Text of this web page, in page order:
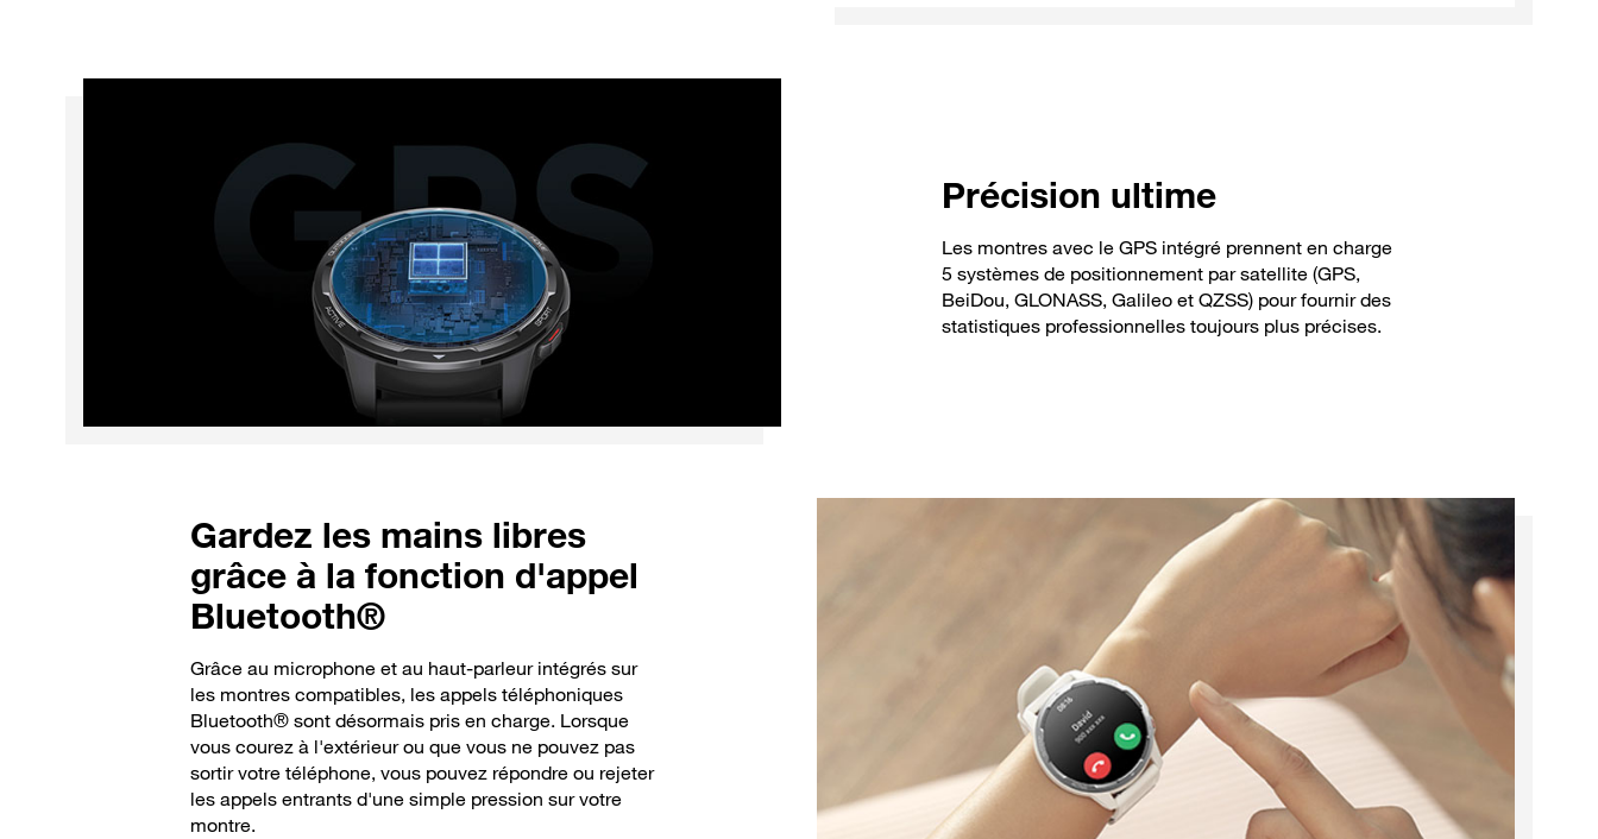
Précision ultime
Les montres avec le GPS intégré prennent en charge
5 systèmes de positionnement par satellite (GPS,
BeiDou, GLONASS, Galileo et QZSS) pour fournir des
statistiques professionnelles toujours plus précises.
Gardez les mains libres
grâce à la fonction d'appel
Bluetooth®
Grâce au microphone et au haut-parleur intégrés sur
les montres compatibles, les appels téléphoniques
Bluetooth® sont désormais pris en charge. Lorsque
vous courez à l'extérieur ou que vous ne pouvez pas
sortir votre téléphone, vous pouvez répondre ou rejeter
les appels entrants d'une simple pression sur votre
montre.